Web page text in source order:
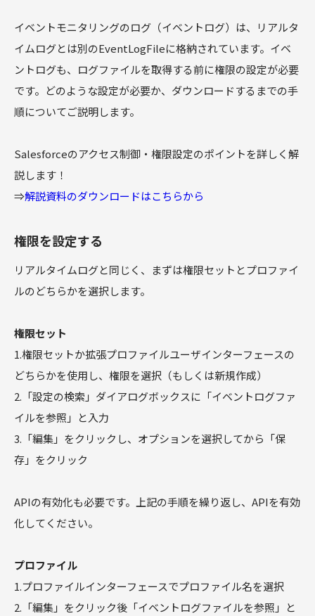
イベントモニタリングのログ（イベントログ）は、リアルタ
イムログとは別のEventLogFileに格納されています。イベ
ントログも、ログファイルを取得する前に権限の設定が必要
です。どのような設定が必要か、ダウンロードするまでの手
順についてご説明します。
Salesforceのアクセス制御・権限設定のポイントを詳しく解
説します！
⇒解説資料のダウンロードはこちらから
権限を設定する
リアルタイムログと同じく、まずは権限セットとプロファイ
ルのどちらかを選択します。
権限セット
1.権限セットか拡張プロファイルユーザインターフェースの
どちらかを使用し、権限を選択（もしくは新規作成）
2.「設定の検索」ダイアログボックスに「イベントログファ
イルを参照」と入力
3.「編集」をクリックし、オプションを選択してから「保
存」をクリック
APIの有効化も必要です。上記の手順を繰り返し、APIを有効
化してください。
プロファイル
1.プロファイルインターフェースでプロファイル名を選択
2.「編集」をクリック後「イベントログファイルを参照」と